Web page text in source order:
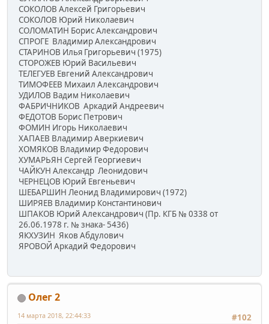
СОКОЛОВ Алексей Григорьевич
СОКОЛОВ Юрий Николаевич
СОЛОМАТИН Борис Александрович
СПРОГЕ Владимир Александрович
СТАРИНОВ Илья Григорьевич (1975)
СТОРОЖЕВ Юрий Васильевич
ТЕЛЕГУЕВ Евгений Александрович
ТИМОФЕЕВ Михаил Александрович
УДИЛОВ Вадим Николаевич
ФАБРИЧНИКОВ Аркадий Андреевич
ФЕДОТОВ Борис Петрович
ФОМИН Игорь Николаевич
ХАПАЕВ Владимир Аверкиевич
ХОМЯКОВ Владимир Федорович
ХУМАРЬЯН Сергей Георгиевич
ЧАЙКУН Александр Леонидович
ЧЕРНЕЦОВ Юрий Евгеньевич
ШЕБАРШИН Леонид Владимирович (1972)
ШИРЯЕВ Владимир Константинович
ШПАКОВ Юрий Александрович (Пр. КГБ № 0338 от
26.06.1978 г. № знака- 5436)
ЯКХУЗИН Яков Абдулович
ЯРОВОЙ Аркадий Федорович
Олег 2
#102
14 марта 2018, 22:44:33